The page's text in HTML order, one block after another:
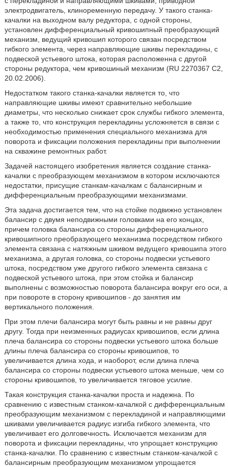
электродвигатель, клиноременную передачу. У такого станка-
качалки на выходном валу редуктора, с одной стороны,
установлен дифференциальный кривошипный преобразующий
механизм, ведущий кривошип которого связан посредством
гибкого элемента, через направляющие шкивы перекладины, с
подвеской устьевого штока, которая расположенна с другой
стороны редуктора, чем кривошиный механизм (RU 2270367 С2,
20.02.2006).
Недостатком такого станка-качалки является то, что
направляющие шкивы имеют сравнительно небольшие
диаметры, что несколько снижает срок службы гибкого элемента,
а также то, что конструкция перекладины усложняется в связи с
необходимостью применения специального механизма для
поворота и фиксации положения перекладины при выполнении
на скважине ремонтных работ.
Задачей настоящего изобретения является создание станка-
качалки с преобразующем механизмом в котором исключаются
недостатки, присущие станкам-качалкам с балансирным и
дифференциальным преобразующими механизмами.
Эта задача достигается тем, что на стойке подвижно установлен
балансир с двумя неподвижными головками на его концах,
причем головка балансира со стороны дифференциального
кривошипного преобразующего механизма посредством гибкого
элемента связана с натяжным шкивом ведущего кривошипа этого
механизма, а другая головка, со стороны подвески устьевого
штока, посредством уже другого гибкого элемента связана с
подвеской устьевого штока, при этом стойка и балансир
выполнены с возможностью поворота балансира вокруг его оси, а
при повороте в сторону кривошипов - до занятия им
вертикального положения.
При этом плечи балансира могут быть равны и не равны друг
другу. Тогда при неизменных радиусах кривошипов, если длина
плеча балансира со стороны подвески устьевого штока больше
длины плеча балансира со стороны кривошипов, то
увеличивается длина хода, и наоборот, если длина плеча
балансира со стороны подвески устьевого штока меньше, чем со
стороны кривошипов, то увеличивается тяговое усилие.
Такая конструкция станка-качалки проста и надежна. По
сравнению с известным станком-качалкой с дифференциальным
преобразующим механизмом с перекладиной и направляющими
шкивами увеличивается радиус изгиба гибкого элемента, что
увеличивает его долговечность. Исключается механизм для
поворота и фиксации перекладины, что упрощает конструкцию
станка-качалки. По сравнению с известным станком-качалкой с
балансирным преобразующим механизмом упрощается